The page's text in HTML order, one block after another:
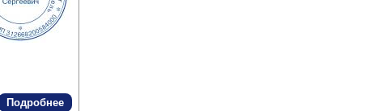
Подробнее